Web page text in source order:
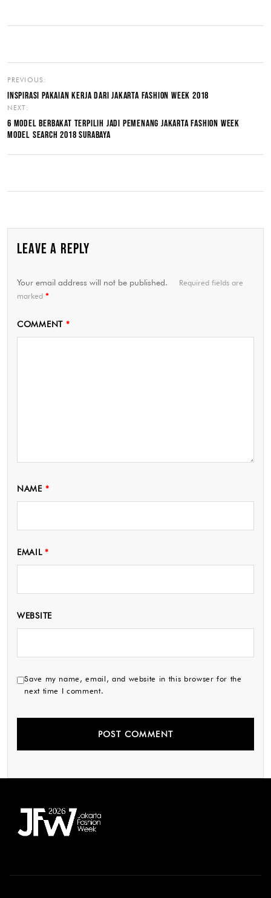
PREVIOUS:
INSPIRASI PAKAIAN KERJA DARI JAKARTA FASHION WEEK 2018
NEXT:
6 MODEL BERBAKAT TERPILIH JADI PEMENANG JAKARTA FASHION WEEK
MODEL SEARCH 2018 SURABAYA
LEAVE A REPLY
Your email address will not be published.
Required fields are
marked *
COMMENT *
NAME *
EMAIL*
WEBSITE
Save my name, email, and website in this browser for the
next time I comment.